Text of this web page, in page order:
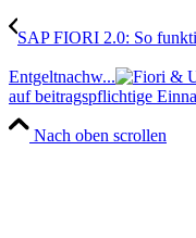
SAP FIORI 2.0: So
Entgeltnachw...
auf beitragspflichtige
Nach oben scrollen